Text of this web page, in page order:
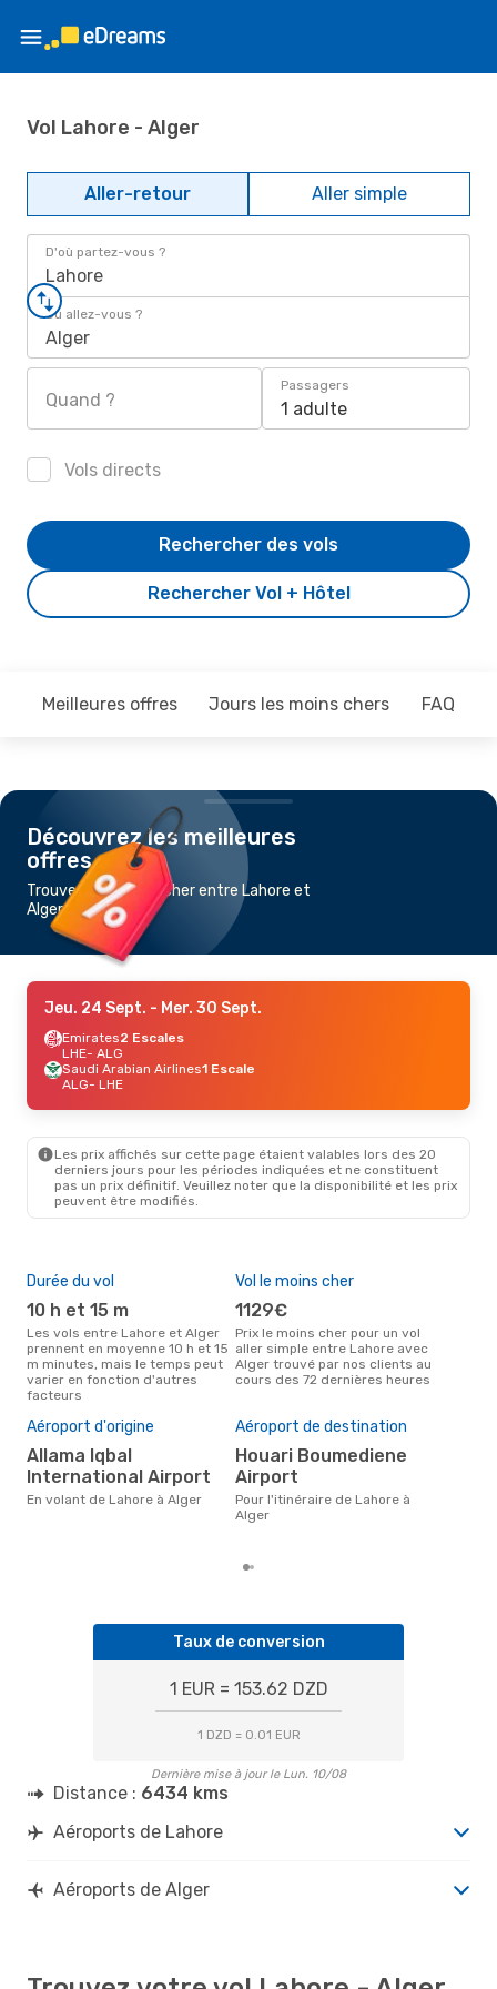
Vol Lahore - Alger
Aller-retour Aller simple
D'où partez-vous ?
Lahore
Où allez-vous ?
Alger
Quand ?
Passagers
1 adulte
Vols directs
Rechercher Vol + Hôtel
Rechercher des vols
Meilleures offres Jours les moins chers FAQ
Découvrez les meilleures
offres
Trouvez un vol pas cher entre Lahore et
Alger
Jeu. 24 Sept. - Mer. 30 Sept.
Emirates2 Escales
LHE- ALG
Saudi Arabian Airlines1 Escale
ALG- LHE
Les prix affichés sur cette page étaient valables lors des 20
derniers jours pour les périodes indiquées et ne constituent
pas un prix définitif. Veuillez noter que la disponibilité et les prix
peuvent être modifiés.
Durée du vol
10 h et 15 m
Les vols entre Lahore et Alger
prennent en moyenne 10 h et 15
m minutes, mais le temps peut
varier en fonction d'autres
facteurs
Vol le moins cher
1129€
Prix le moins cher pour un vol
aller simple entre Lahore avec
Alger trouvé par nos clients au
cours des 72 dernières heures
Aéroport d'origine
Allama Iqbal
International Airport
En volant de Lahore à Alger
Aéroport de destination
Houari Boumediene
Airport
Pour l'itinéraire de Lahore à
Alger
Taux de conversion
1 EUR = 153.62 DZD
1 DZD = 0.01 EUR
Dernière mise à jour le Lun. 10/08
Distance : 6434 kms
Aéroports de Lahore
Aéroports de Alger